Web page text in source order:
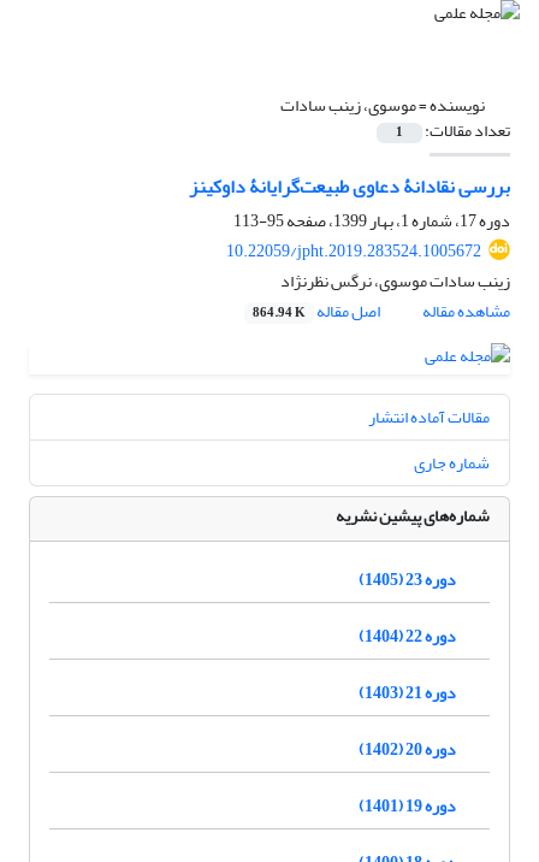
نویسنده =موسوی، زینب سادات
تعداد مقالات: 1
بررسی نقادانۀ دعاوی طبیعت‌گرایانۀ داوکینز
دوره 17، شماره 1، بهار 1399، صفحه
95-113
10.22059/jpht.2019.283524.1005672
زینب سادات موسوی، نرگس نظرنژاد
مشاهده مقاله
اصل مقاله 864.94 K
مقالات آماده انتشار
شماره جاری
شماره‌های پیشین نشریه
دوره 23 (1405)
دوره 22 (1404)
دوره 21 (1403)
دوره 20 (1402)
دوره 19 (1401)